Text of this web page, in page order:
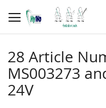
zum
Inhalt
28 Article
MS003273
24V